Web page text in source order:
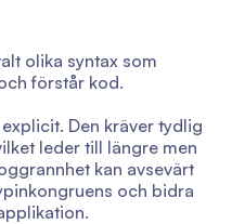
olika syntax som
förstår kod.
Den kräver tydlig
leder till längre men
kan avsevärt
och bidra